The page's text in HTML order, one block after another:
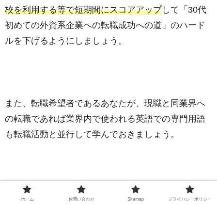
校を利用する等で短期間にスコアアップして「30代
初めての外資系企業への転職成功への道」のハード
ルを下げるようにしましょう。
また、転職希望者であるあなたが、現職と同業界へ
の転職であれば業界内で使われる英語での専門用語
も転職活動と並行して学んでおきましょう。
私が在籍した外資系企業の一つに医療機器メーカー
ホーム お問い合わせ Sitemap プライバシーポリシー